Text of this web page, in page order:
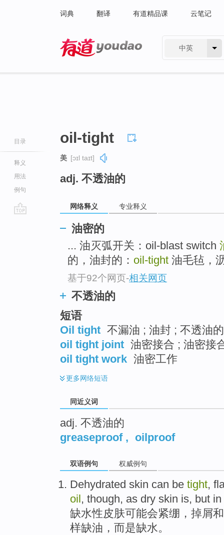
词典 翻译 有道精品课 云笔记
中英
目录
释义
用法
例句
oil-tight
美 [ɔɪl taɪt]
adj. 不透油的
网络释义 专业释义
油密的
... 油灭弧开关：oil-blast switch
的，油封的： oil-tight 油毛毡，
基于92个网页-相关网页
不透油的
短语
Oil tight 不漏油 ; 油封 ; 不透油的
oil tight joint 油密接合 ; 油密接
oil tight work 油密工作
更多网络短语
同近义词
adj. 不透油的
greaseproof, oilproof
双语例句 权威例句
Dehydrated skin can be tight,
oil , though, as dry skin is, but in
缺水性皮肤可能会紧绷 ， 掉屑和
样缺油 ， 而是缺水。